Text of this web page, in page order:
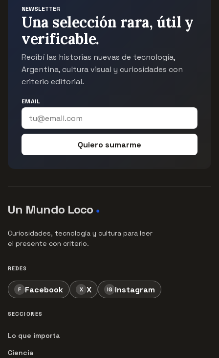
NEWSLETTER
Una selección rara, útil y
verificable.
Recibí las historias nuevas de tecnología,
Argentina, cultura visual y curiosidades con
criterio editorial.
EMAIL
Quiero sumarme
Un Mundo Loco ●
Curiosidades, tecnología y cultura para leer
el presente con criterio.
REDES
F Facebook X X IG Instagram
SECCIONES
Lo que importa
Ciencia